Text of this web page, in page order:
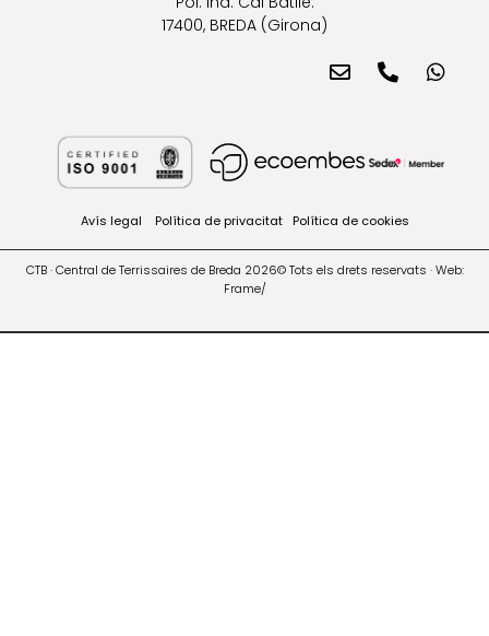
17400, BREDA (Girona)
Avís legal Política de privacitat Política de cookies
CTB · Central de Terrissaires de Breda 2026© Tots els drets reservats · Web:
Frame/